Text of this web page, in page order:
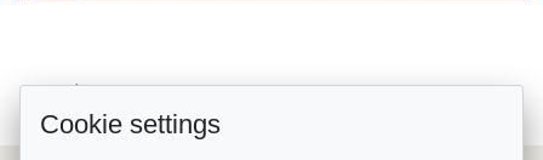
7 lieux événementiels de marques,...
Cookie settings